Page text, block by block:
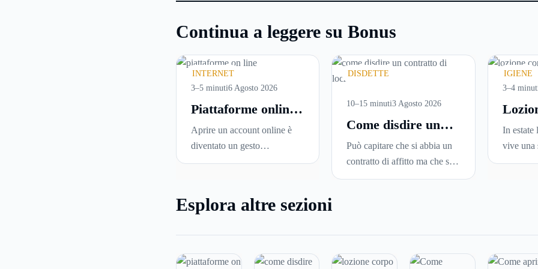
Continua a leggere su Bonus
INTERNET
3–5 minuti6 Agosto 2026
Piattaforme online:
cosa controllare
prima di iscriversi
e usare servizi in
Aprire un account online è
diventato un gesto
automatico. Si inserisce
di condizioni senza leggerle
che ci si fermi a capire dove
DISDETTE
10–15 minuti3 Agosto 2026
Come disdire un
contratto di
locazione in modo
corretto ed efficace
Può capitare che si abbia un
contratto di affitto ma che si
voglia trasferirsi in una nuova
chiedersi se è possibile
IGIENE
3–4
la
In estate
vive una
Sole,
proprio
Esplora altre sezioni